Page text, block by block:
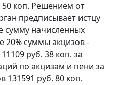
коп. Решением от
предписывает истцу
сумму начисленных
20% суммы акцизов -
руб. 38 коп. за
по акцизам и пени за
131591 руб. 80 коп.